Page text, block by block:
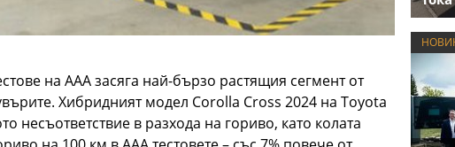
на ААА засяга най-бързо растящия сегмент от
Хибридният модел Corolla Cross 2024 на Toyota
несъответствие в разхода на гориво, като колата